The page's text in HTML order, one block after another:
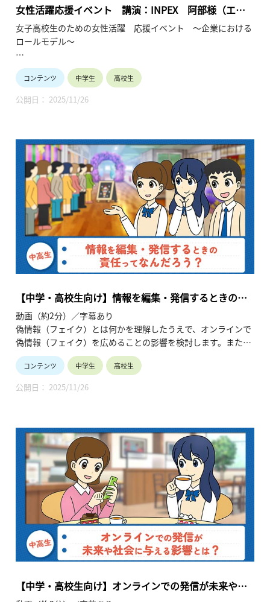
女性活躍応援イベント 講演：INPEX 阿部様（エネ
ルギー／事業開発）（2024年1月21日）
女子高校生のための女性活躍 応援イベント ～企業における
ロールモデル～
●高等学校女子の皆様へ
将来のありたい自分を考えてみませんか？ 多様な未来の中で、
企業で活躍することは有力な選択肢です。 企業で活躍中の少し
先輩から経験談を聞かせていただく試みです。
ダイバーシティ、男女共同参画、リケジョが時代のキーワード
になっています。産業界は女子の活躍の場を拡大して参りま
す。お子様や生徒と将来を語り合うきっかけにしてください。
会場：東京大学 生産技術研究所 An棟2F コンベンションホール
主催：一般社団法人 学びのイノベーション・プラットフォー
共催：東京都教育委員会、埼玉県教育委員会
コンテンツ 中学生 高校生
公開日： 2025/11/26
【中学・高校生向け】情報を編集・発信するときの責
任ってなんだろう？（GIGAスクール時代のテクノロジ
ーとメディア～デジタル・シティズンシップから考え
る創造活動と学びの社会化 コマ７）
動画（約2分）／字幕あり
偽情報（フェイク）とは何かを理解したうえで、オンラインで
偽情報（フェイク）を広めることの影響を検討します。また、
ネット上の情報の真偽を確認する方法や、情報と向き合うと
き，行動する際に立ち止まるための３つのステップを学びま
す。
コンテンツ 中学生 高校生
公開日： 2025/11/26
【中学・高校生向け】オンラインでの発信が未来や社
会に与える影響とは？（GIGAスクール時代のテクノロ